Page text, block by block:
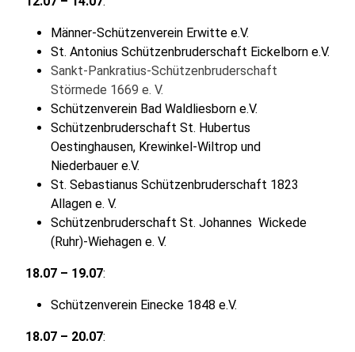
Männer-Schützenverein Erwitte e.V.
St. Antonius Schützenbruderschaft Eickelborn e.V.
Sankt-Pankratius-Schützenbruderschaft
Störmede 1669 e. V.
Schützenverein Bad Waldliesborn e.V.
Schützenbruderschaft St. Hubertus
Oestinghausen, Krewinkel-Wiltrop und
Niederbauer e.V.
St. Sebastianus Schützenbruderschaft 1823
Allagen e. V.
Schützenbruderschaft St. Johannes Wickede
(Ruhr)-Wiehagen e. V.
18.07 – 19.07:
Schützenverein Einecke 1848 e.V.​
18.07 – 20.07: